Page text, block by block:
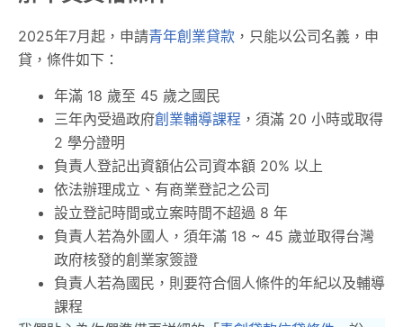
2025年7月起，申請青年創業貸款 ，只能以公司名義，申
貸，條件如下：
年滿 18 歲至 45 歲之國民
三年內受過政府創業輔導課程 ，須滿 20 小時或取得
2 學分證明
負責人登記出資額佔公司資本額 20% 以上
依法辦理成立、有商業登記之公司
設立登記時間或立案時間不超過 8 年
負責人若為外國人，須年滿 18 ~ 45 歲並取得台灣
政府核發的創業家簽證
負責人若為國民，則要符合個人條件的年紀以及輔導
課程